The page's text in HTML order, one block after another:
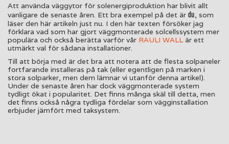
Att använda väggytor för solenergiproduktion har blivit allt
vanligare de senaste åren. Ett bra exempel på det är du, som
läser den här artikeln just nu. I den här texten försöker jag
förklara vad som har gjort väggmonterade solcellssystem mer
populära och också berätta varför vår RAULI WALLär ett
utmärkt val för sådana installationer.
Till att börja med är det bra att notera att de flesta solpaneler
fortfarande installeras på tak (eller egentligen på marken i
stora solparker, men dem lämnar vi utanför denna artikel).
Under de senaste åren har dock väggmonterade system
tydligt ökat i popularitet. Det finns många skäl till detta, men
det finns också några tydliga fördelar som vägginstallation
erbjuder jämfört med taksystem.